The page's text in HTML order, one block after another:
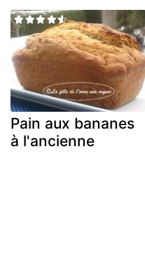
Pain aux bananes
à l'ancienne